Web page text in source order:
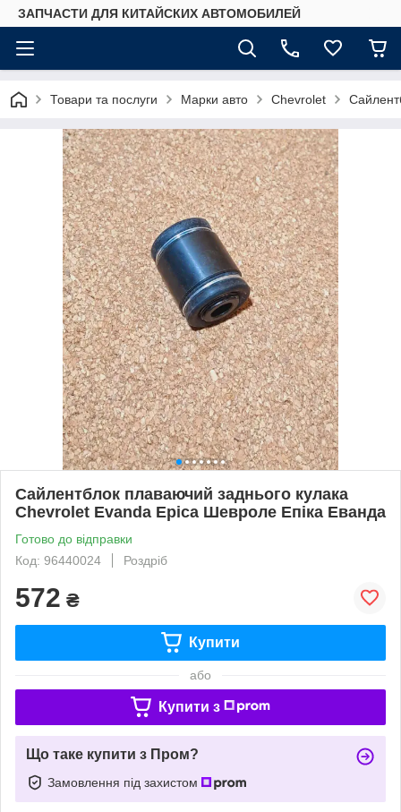
ЗАПЧАСТИ ДЛЯ КИТАЙСКИХ АВТОМОБИЛЕЙ
Товари та послуги Марки авто Chevrolet
Сайлентблок плаваючий заднього кулака
Chevrolet Evanda Epica Шевроле Епіка Еванда
Готово до відправки
Код: 96440024
Роздріб
572 ₴
Купити
або
Купити з
Що таке купити з Пром?
Замовлення під захистом